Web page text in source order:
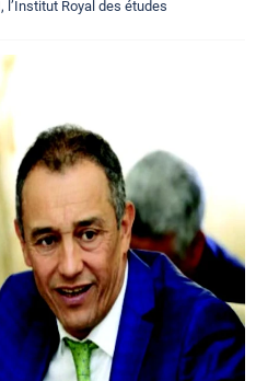
l’Institut Royal des études